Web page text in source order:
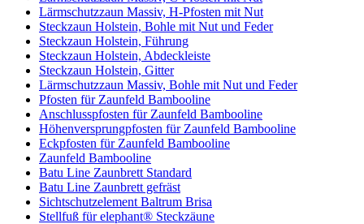
Lärmschutzzaun Massiv, H-Pfosten mit Nut
Steckzaun Holstein, Bohle mit Nut und Feder
Steckzaun Holstein, Führung
Steckzaun Holstein, Abdeckleiste
Steckzaun Holstein, Gitter
Lärmschutzzaun Massiv, Bohle mit Nut und Feder
Pfosten für Zaunfeld Bambooline
Anschlusspfosten für Zaunfeld Bambooline
Höhenversprungpfosten für Zaunfeld Bambooline
Eckpfosten für Zaunfeld Bambooline
Zaunfeld Bambooline
Batu Line Zaunbrett Standard
Batu Line Zaunbrett gefräst
Sichtschutzelement Baltrum Brisa
Stellfuß für elephant® Steckzäune